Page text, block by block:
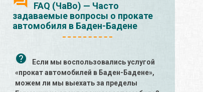
FAQ (ЧаВо) — Часто
задаваемые вопросы о прокате
автомобиля в Баден-Бадене
Если мы воспользовались услугой
«прокат автомобилей в Баден-Бадене»,
можем ли мы выехать за пределы